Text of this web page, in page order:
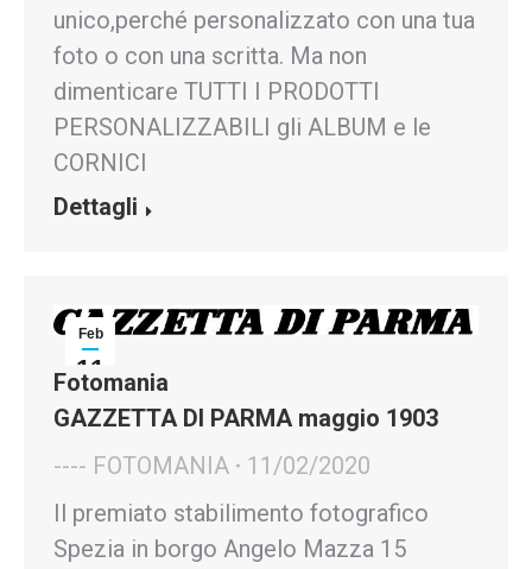
unico,perché personalizzato con una tua
foto o con una scritta. Ma non
dimenticare TUTTI I PRODOTTI
PERSONALIZZABILI gli ALBUM e le
CORNICI
Dettagli
Feb
11
2020
Fotomania
GAZZETTA DI PARMA maggio 1903
---- FOTOMANIA
11/02/2020
Il premiato stabilimento fotografico
Spezia in borgo Angelo Mazza 15